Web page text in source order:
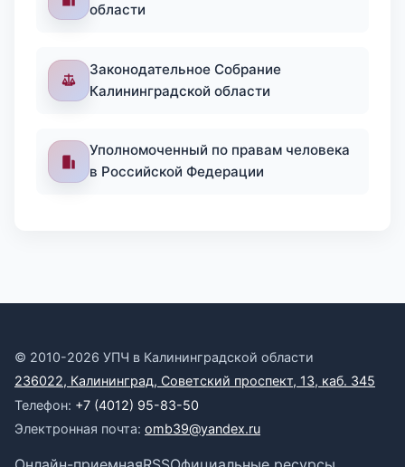
области
Законодательное Собрание
Калининградской области
Уполномоченный по правам человека
в Российской Федерации
© 2010-2026 УПЧ в Калининградской области
236022, Калининград, Советский проспект, 13, каб. 345
Телефон: +7 (4012) 95-83-50
Электронная почта: omb39@yandex.ru